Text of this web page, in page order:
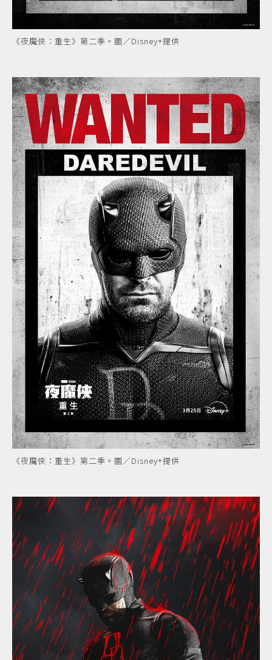
《夜魔俠：重生》第二季。圖／Disney+提供
《夜魔俠：重生》第二季。圖／Disney+提供